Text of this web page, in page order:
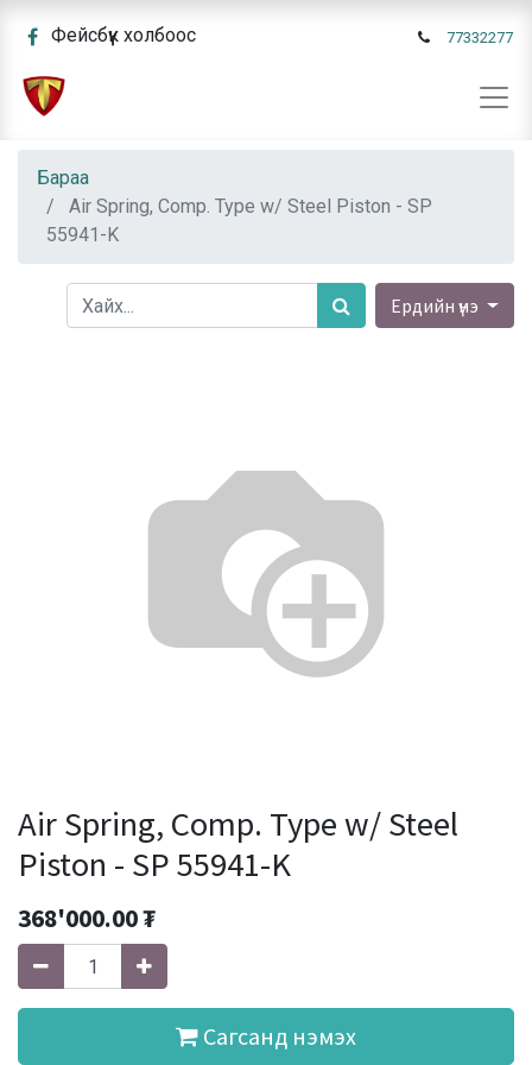
Фейсбүүк холбоос 77332277
Бараа
Air Spring, Comp. Type w/ Steel Piston - SP
55941-K
Ердийн үнэ
Air Spring, Comp. Type w/ Steel
Piston - SP 55941-K
368'000.00₮
Сагсанд нэмэх